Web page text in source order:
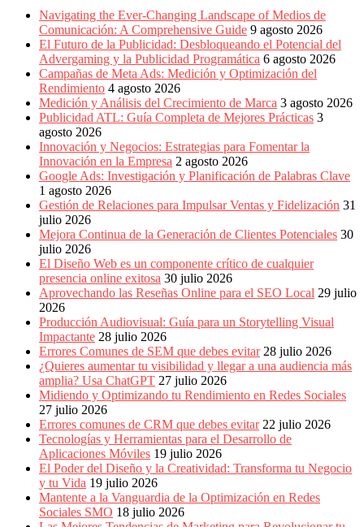
Alianzas,
Clientes,
Innovación,
Tecnología,
Noticias,
Artículos,
Gente,
Contenidos
Calidad,
Eventos
Marketing,
Mercadotecnia,
Eventos
Publicitarios,
Colecciónes,
Marcas,
Insigns,
Radio,
Creatividad,
SEM,
Free
RRPP,
Comerciales,
Periodismo,
Revistas,
Magazines
ATL,
Navigating the Ever-Changing Landscape of Medios de
Comunicación: A Comprehensive Guide 9 agosto 2026
El Futuro de la Publicidad: Desbloqueando el Potencial del
Advergaming y la Publicidad Programática 6 agosto 2026
Campañas de Meta Ads: Medición y Optimización del
Rendimiento 4 agosto 2026
Medición y Análisis del Crecimiento de Marca 3 agosto 2026
Publicidad ATL: Guía Completa de Mejores Prácticas 3
agosto 2026
Innovación y Negocios: Estrategias para Fomentar la
Innovación en la Empresa 2 agosto 2026
Google Ads: Investigación y Planificación de Palabras Clave
1 agosto 2026
Gestión de Relaciones para Impulsar Ventas y Fidelización 31
julio 2026
Mejora Continua de la Generación de Clientes Potenciales 30
julio 2026
El Diseño Web es un componente crítico de cualquier
presencia online exitosa 30 julio 2026
Aprovechando las Reseñas Online para el SEO Local 29 julio
2026
Producción Audiovisual: Guía para un Storytelling Visual
Impactante 28 julio 2026
Errores Comunes de SEM que debes evitar 28 julio 2026
¿Quieres aumentar tu visibilidad y llegar a una audiencia más
amplia? Usa ChatGPT 27 julio 2026
Midiendo y Optimizando tu Rendimiento en Redes Sociales
27 julio 2026
Errores comunes de CRM que debes evitar 22 julio 2026
Tecnologías y Herramientas para el Desarrollo de
Aplicaciones Móviles 19 julio 2026
El Poder del Diseño y la Creatividad: Transforma tu Negocio
y tu Vida 19 julio 2026
Mantente a la Vanguardia de la Optimización en Redes
Sociales SMO 18 julio 2026